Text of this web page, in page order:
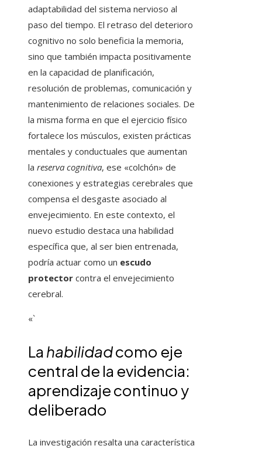
adaptabilidad del sistema nervioso al
paso del tiempo. El retraso del deterioro
cognitivo no solo beneficia la memoria,
sino que también impacta positivamente
en la capacidad de planificación,
resolución de problemas, comunicación y
mantenimiento de relaciones sociales. De
la misma forma en que el ejercicio físico
fortalece los músculos, existen prácticas
mentales y conductuales que aumentan
la reserva cognitiva, ese «colchón» de
conexiones y estrategias cerebrales que
compensa el desgaste asociado al
envejecimiento. En este contexto, el
nuevo estudio destaca una habilidad
específica que, al ser bien entrenada,
podría actuar como un escudo
protector contra el envejecimiento
cerebral.
«`
La habilidadcomo eje
central de la evidencia:
aprendizaje continuo y
deliberado
La investigación resalta una característica